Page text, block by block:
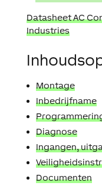
Datasheet AC
Industries
Montage
Inbedrijfname
Diagnose
Ingangen,
Documenten